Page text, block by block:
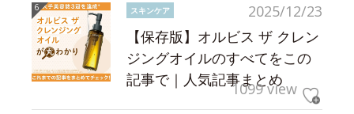
2025/12/23
スキンケア
【保存版】オルビス ザ クレン
ジングオイルのすべてをこの
記事で｜人気記事まとめ
1099 view